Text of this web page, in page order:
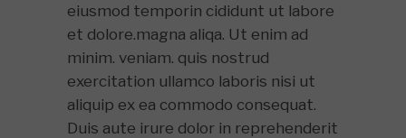
eiusmod temporin cididunt ut labore
et dolore.magna aliqa. Ut enim ad
minim. veniam. quis nostrud
exercitation ullamco laboris nisi ut
aliquip ex ea commodo consequat.
Duis aute irure dolor in reprehenderit